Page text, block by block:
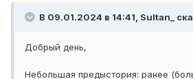
В 09.01.2024 в 14:41, Sultan_
Добрый день,
Небольшая предыстория: ранее